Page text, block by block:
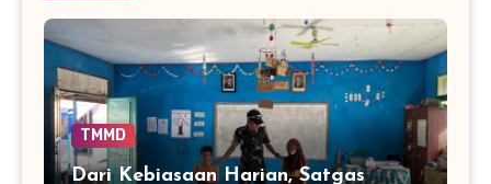
TMMD
Dari Kebiasaan Harian, Satgas